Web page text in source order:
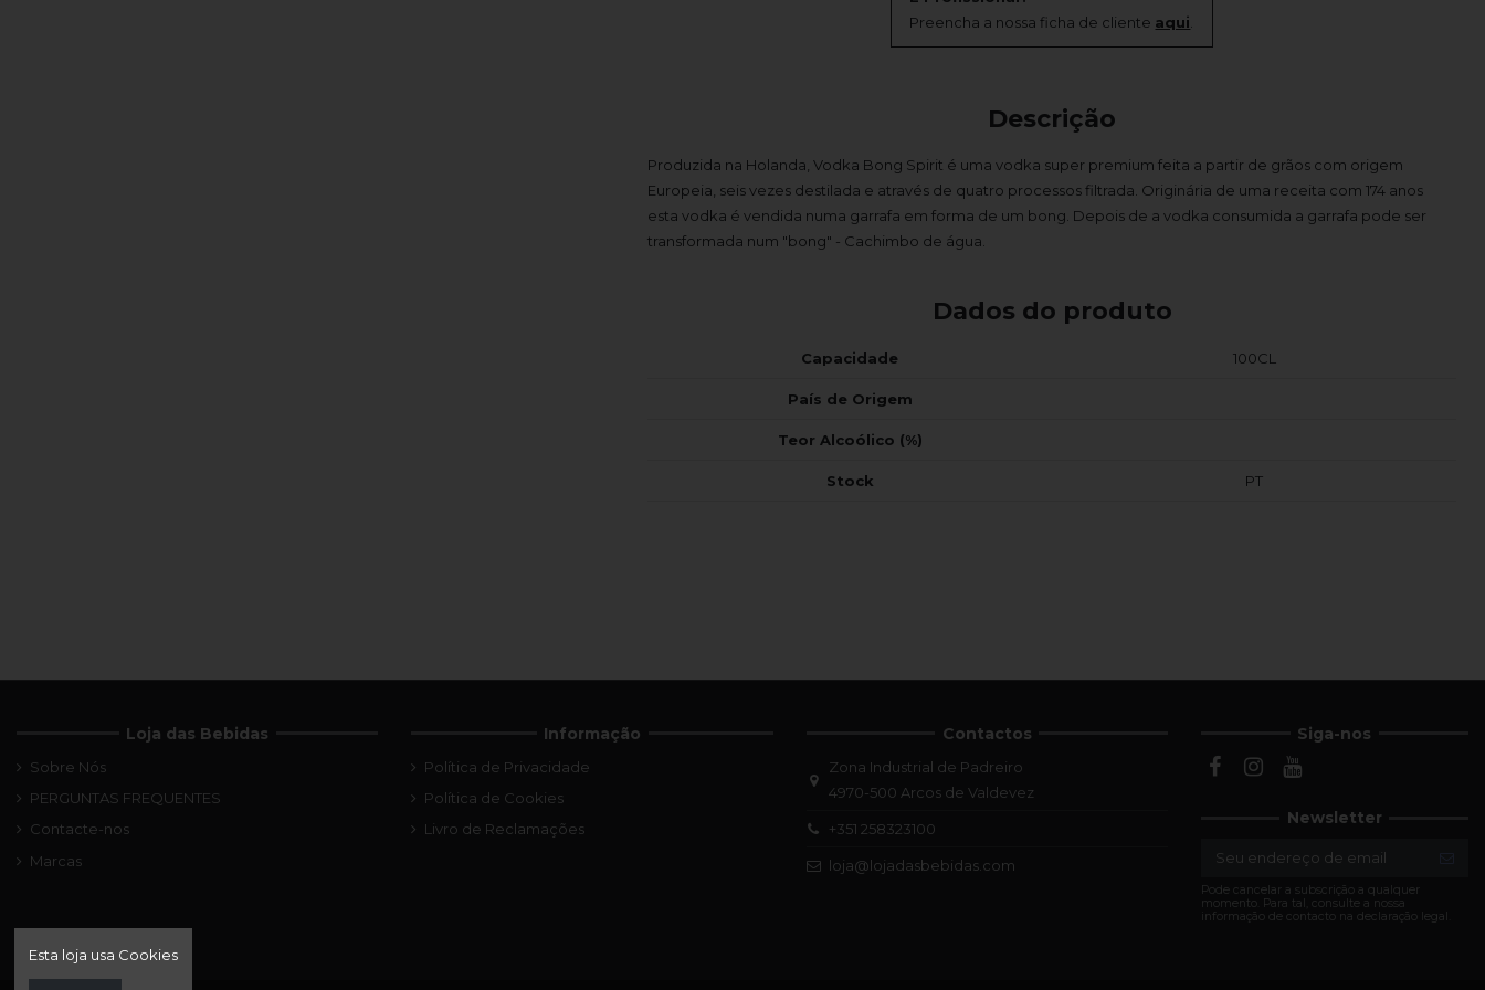
Preencha a nossa ficha de cliente aqui
Descrição
Produzida na Holanda, Vodka Bong Spirit é uma vodka super premium feita a partir de grãos com origem
Europeia, seis vezes destilada e através de quatro processos filtrada. Originária de uma receita com 174 anos
esta vodka é vendida numa garrafa em forma de um bong. Depois de a vodka consumida a garrafa pode ser
transformada num "bong" - Cachimbo de água.
Dados do produto
Capacidade 100CL
País de Origem
Teor Alcoólico (%)
Stock PT
Loja das Bebidas
Sobre Nós
PERGUNTAS FREQUENTES
Contacte-nos
Marcas
Informação
Política de Privacidade
Política de Cookies
Livro de Reclamações
Contactos
Zona Industrial de Padreiro
4970-500 Arcos de Valdevez
+351 258323100
loja@lojadasbebidas.com
Siga-nos
Newsletter
Pode cancelar a subscrição a qualquer
momento. Para tal, consulte a nossa
informação de contacto na declaração legal.
Esta loja usa Cookies